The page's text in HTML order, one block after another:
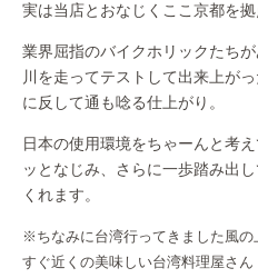
実は当店とおなじくここ京都を拠
業界屈指のバイクホリックたち
川を走ってテストして出来上が
に反して通も唸る仕上がり。
日本の使用環境をちゃーんと考
ッとなじみ、さらに一歩踏み出
くれます。
※ちなみに台湾行ってきました風
すぐ近くの美味しい台湾料理屋さん